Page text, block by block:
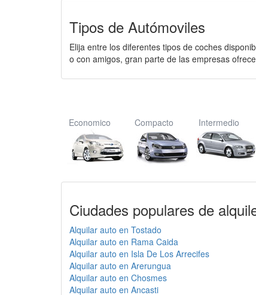
Tipos de Autómoviles
Elija entre los diferentes tipos de coches
o con amigos, gran parte de las empresas
Economico Compacto Intermedio
Ciudades populares de
Alquilar auto en Tostado
Alquilar auto en Rama Caida
Alquilar auto en Isla De Los Arrecifes
Alquilar auto en Arerungua
Alquilar auto en Chosmes
Alquilar auto en Ancasti